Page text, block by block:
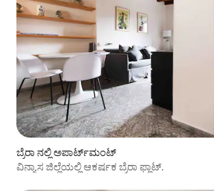
ಬ್ರೆರಾ ನಲ್ಲಿ ಅಪಾರ್ಟ್‌ಮಂಟ್
ವಿನ್ಯಾಸ ಜಿಲ್ಲೆಯಲ್ಲಿ ಆಕರ್ಷಕ ಬ್ರೆರಾ ಫ್ಲಾಟ್.